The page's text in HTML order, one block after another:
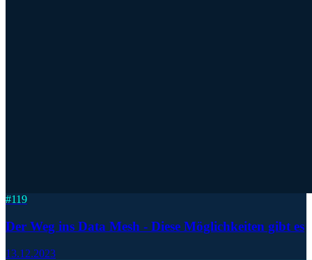
#119
Der Weg ins Data Mesh - Diese Möglichkeiten gibt es
13.12.2023